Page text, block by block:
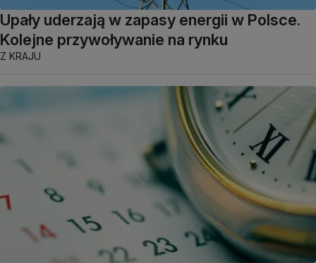
Upały uderzają w zapasy energii w Polsce.
Kolejne przywoływanie na rynku
Z KRAJU